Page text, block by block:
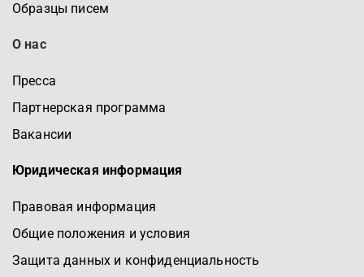
Образцы писем
О нас
Пресса
Партнерская программа
Вакансии
Юридическая информация
Правовая информация
Общие положения и условия
Защита данных и конфиденциальность